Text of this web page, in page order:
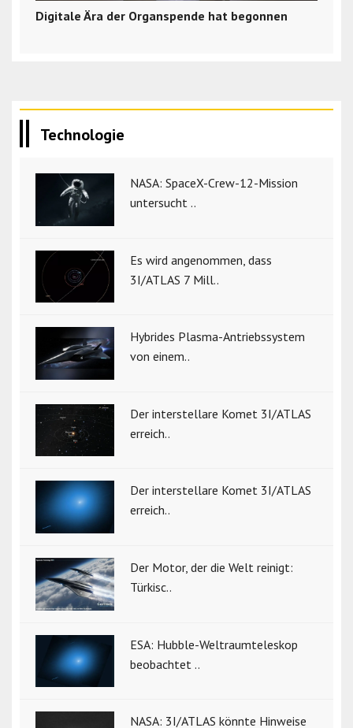
Digitale Ära der Organspende hat begonnen
Technologie
NASA: SpaceX-Crew-12-Mission
untersucht ..
Es wird angenommen, dass
3I/ATLAS 7 Mill..
Hybrides Plasma-Antriebssystem
von einem..
Der interstellare Komet 3I/ATLAS
erreich..
Der interstellare Komet 3I/ATLAS
erreich..
Der Motor, der die Welt reinigt:
Türkisc..
ESA: Hubble-Weltraumteleskop
beobachtet ..
NASA: 3I/ATLAS könnte Hinweise